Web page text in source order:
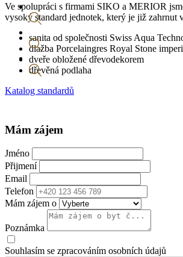
Ve spolupráci s firmami SIKO a MERIOR
vysoký standard jednotek, který je již zahrnut
sanita od společnosti Swiss Aqua
dlažba Porcelaingres Royal Stone
dveře obložené dřevodekorem
dřevěná podlaha
Katalog standardů
Mám zájem
Jméno
Přijmení
Email
Telefon
Mám zájem o
Poznámka
Souhlasím se zpracováním osobních údajů